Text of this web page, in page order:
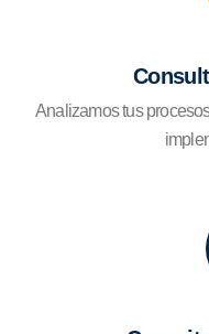
Analizamos tus